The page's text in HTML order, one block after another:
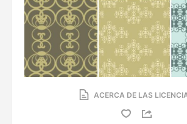
ACERCA DE LAS